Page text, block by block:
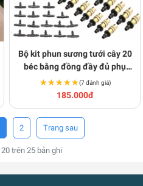
Bộ kit phun sương tưới cây 20
béc bằng đồng đầy đủ phụ
kiện S130
★★★★★
★★★★★(7 đánh giá)
185.000đ
20trên 25bản ghi
2